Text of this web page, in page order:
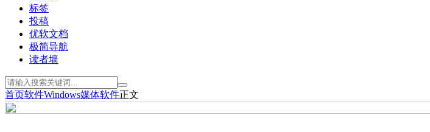
标签
投稿
优软文档
极简导航
读者墙
首页软件Windows媒体软件正文